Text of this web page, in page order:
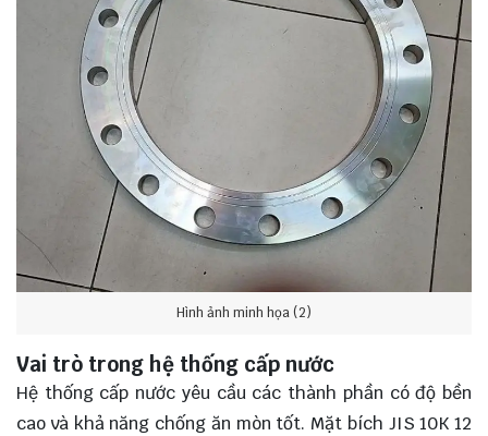
Hình ảnh minh họa (2)
Vai trò trong hệ thống cấp nước
Hệ thống cấp nước yêu cầu các thành phần có độ bền
cao và khả năng chống ăn mòn tốt. Mặt bích JIS 10K 12